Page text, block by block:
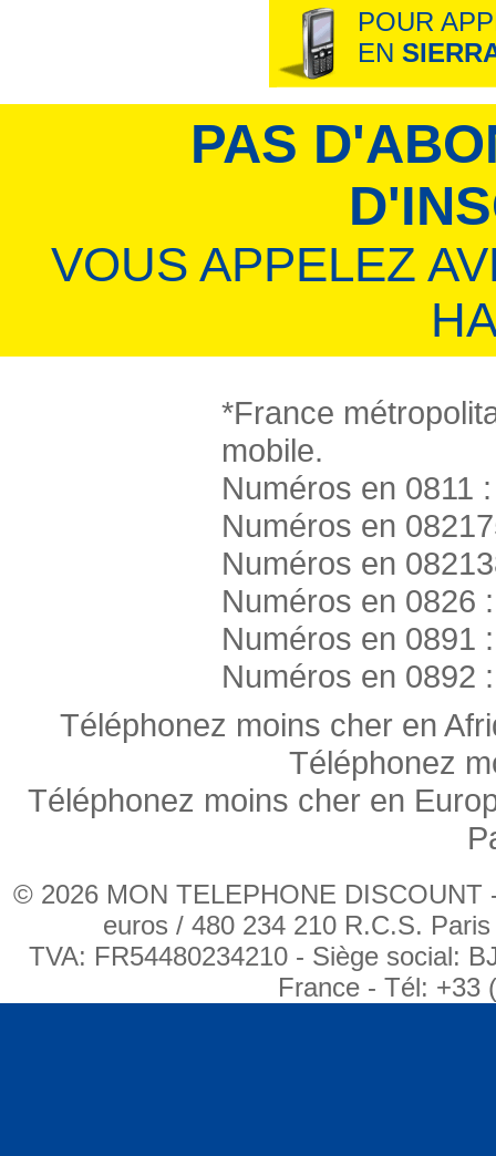
POUR
EN
PAS
VOUS APPELEZ
*France
mobile.
Numéros en 0811
Numéros en
Numéros en
Numéros en 0826
Numéros en 0891
Numéros en 0892
Téléphonez moins cher en
Téléphonez
Téléphonez moins cher en
© 2026 MON TELEPHONE DISCOUNT
euros / 480 234 210 R.C.S.
TVA: FR54480234210 - Siège social:
France - Tél: +33